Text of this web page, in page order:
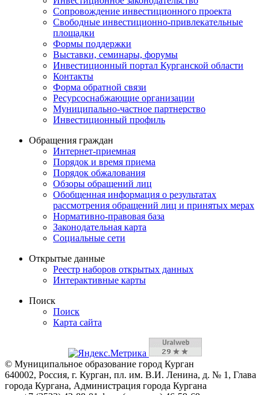
Сопровождение инвестиционного проекта
Свободные инвестиционно-привлекательные
площадки
Формы поддержки
Выставки, семинары, форумы
Инвестиционный портал Курганской области
Контакты
Форма обратной связи
Ресурсоснабжающие организации
Муниципально-частное партнерство
Инвестиционный профиль
Обращения граждан
Интернет-приемная
Порядок и время приема
Порядок обжалования
Обзоры обращений лиц
Обобщенная информация о результатах
рассмотрения обращений лиц и принятых мерах
Нормативно-правовая база
Законодательная карта
Социальные сети
Открытые данные
Реестр наборов открытых данных
Интерактивные карты
Поиск
Поиск
Карта сайта
© Муниципальное образование город Курган
640002, Россия, г. Курган, пл. им. В.И. Ленина, д. № 1, Глава
города Кургана, Администрация города Кургана